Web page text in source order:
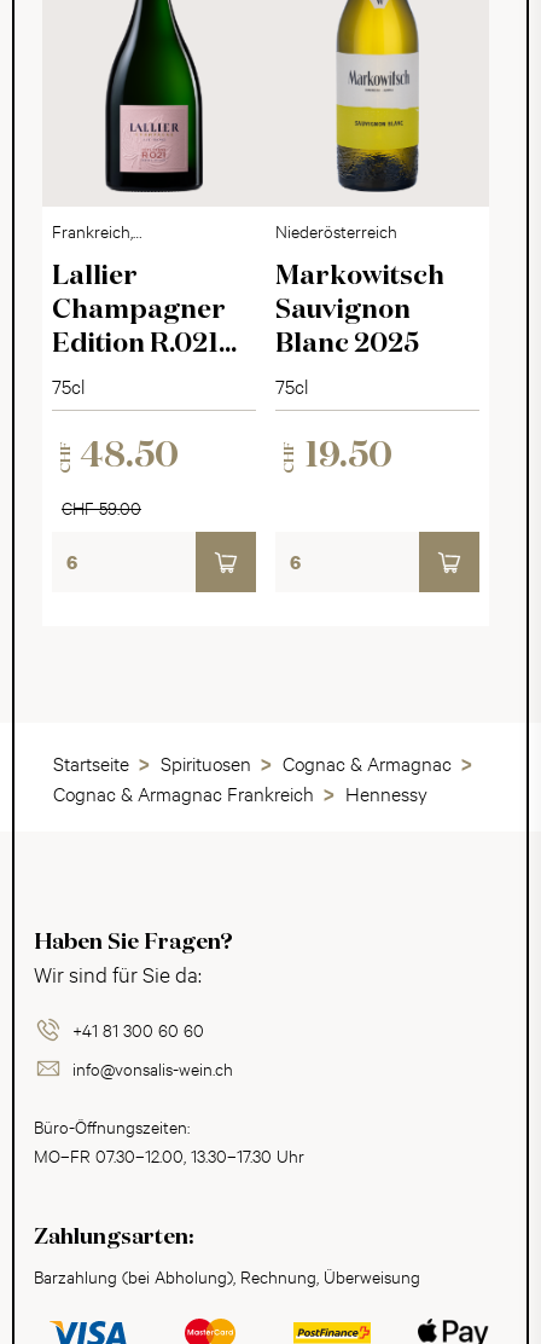
Frankreich,
Champagne
Lallier
Champagner
Edition R.021
Rosé Brut
75cl
CHF 48.50
CHF 59.00
Niederösterreich
Markowitsch
Sauvignon
Blanc 2025
75cl
CHF 19.50
Startseite Spirituosen
Cognac & Armagnac
Cognac & Armagnac Frankreich
Hennessy
Haben Sie Fragen?
Wir sind für Sie da:
+41 81 300 60 60
info@vonsalis-wein.ch
Büro-Öffnungszeiten:
MO–FR 07.30–12.00, 13.30–17.30 Uhr
Zahlungsarten:
Barzahlung (bei Abholung), Rechnung, Überweisung